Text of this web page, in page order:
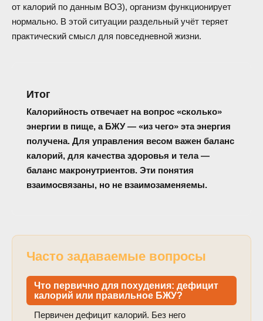
от калорий по данным ВОЗ), организм функционирует
нормально. В этой ситуации раздельный учёт теряет
практический смысл для повседневной жизни.
Итог
Калорийность отвечает на вопрос «сколько»
энергии в пище, а БЖУ — «из чего» эта энергия
получена. Для управления весом важен баланс
калорий, для качества здоровья и тела —
баланс макронутриентов. Эти понятия
взаимосвязаны, но не взаимозаменяемы.
Часто задаваемые вопросы
Что первично для похудения: дефицит
калорий или правильное БЖУ?
Первичен дефицит калорий. Без него